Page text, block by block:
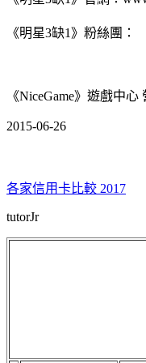
《明星3缺1》粉絲團：
《NiceGame》遊戲中心
2015-06-26
各家信用卡比較 2017
tutorJr